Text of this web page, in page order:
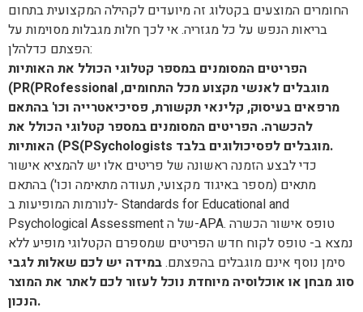
החומרים המוצעים בקטלוג זה מיועדים לקהילה המקצועית בתחום
בריאות הנפש על כל מגזריה. אי לכך חלות מגבלות מסוימות על
הפצתם כדלהלן:
הפריטים המסומנים במספר קטלוגי הכולל את האותיות
(PR(PRofessional מוגבלים לאנשי מקצוע מכל התחומים,
מרפאים בעיסוק, קלינאי תקשורת, פסיכיאטרייה וכו' בהתאם
להכשרה. הפריטים המסומנים במספר קטלוגי הכולל את
האותיות (PS(PSychologists מוגבלים לפסיכולוגים בלבד.
כדי לבצע הזמנה ראשונה של פריטים אלו יש להמציא אישור
מתאים (מספר באיגוד מקצועי, תעודה מתאימה וכו') בהתאם
לנורמות המופיעות ב- Standards for Educational and
Psychological Assessment של ה-APA. טופס אישור הכשרה
נמצא ב- טופס לקוח חדש הפריטים שמספרם הקטלוגי מופיע ללא
סימן נוסף אינם מוגבלים בהפצתם.במידה יש לכם שאלות לגבי
סוג מבחן או אוכלוסיה מיוחדת נוכל לעזור לכם לאתר את המוצר
הנכון.